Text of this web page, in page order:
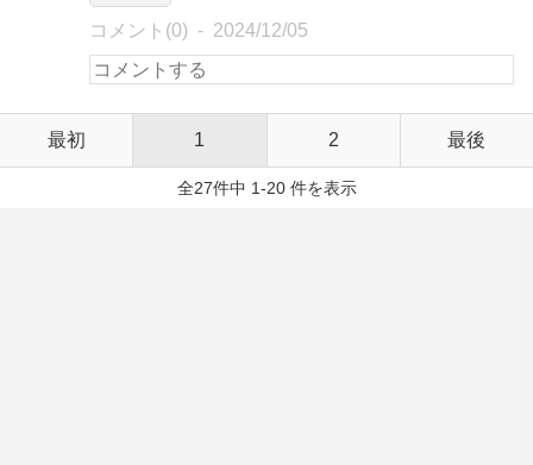
コメント(0) 2024/12/05
最初 1 2 最後
全27件中 1-20 件を表示